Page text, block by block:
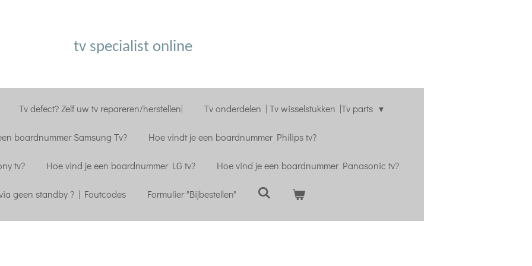
tv specialist online
Tv defect? Zelf uw tv repareren/herstellen| Tv onderdelen | Tv wisselstukken |Tv parts
boardnummer Samsung Tv? Hoe vindt je een boardnummer Philips tv?
tv? Hoe vind je een boardnummer LG tv? Hoe vind je een boardnummer Panasonic tv?
geen standby ? | Foutcodes Formulier "Bijbestellen"